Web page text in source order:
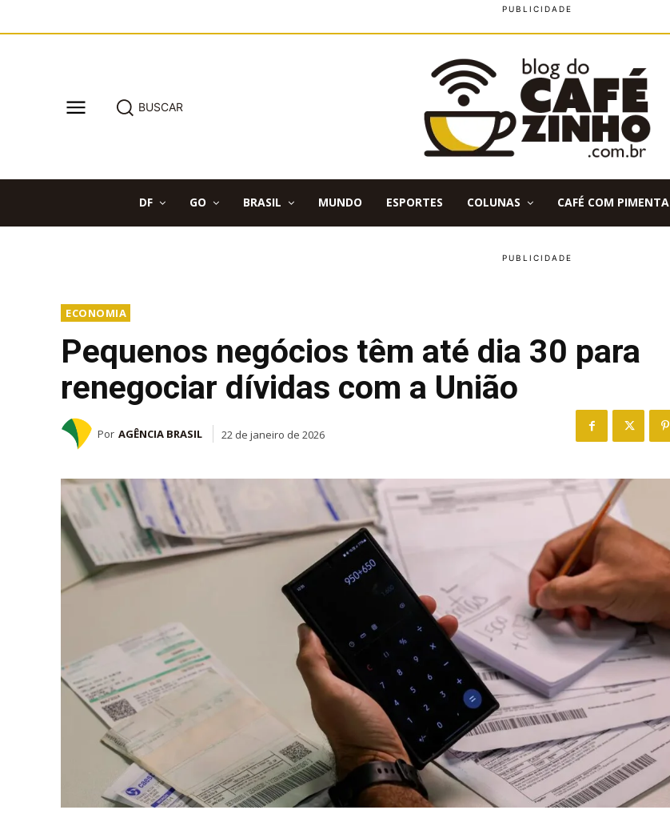
BUSCAR
DF GO BRASIL MUNDO ESPORTES COLUNAS CAFÉ COM PIMENTA
ECONOMIA
Pequenos negócios têm até dia 30 para
renegociar dívidas com a União
Por AGÊNCIA BRASIL 22 de janeiro de 2026